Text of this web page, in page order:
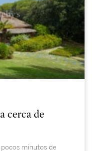
cerca de
minutos de